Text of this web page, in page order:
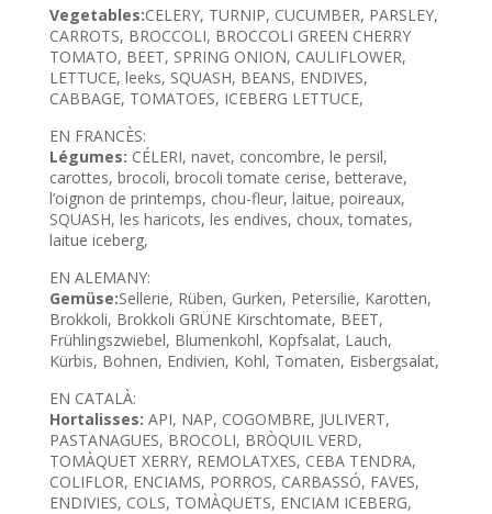
Vegetables:CELERY, TURNIP, CUCUMBER, PARSLEY,
CARROTS, BROCCOLI, BROCCOLI GREEN CHERRY
TOMATO, BEET, SPRING ONION, CAULIFLOWER,
LETTUCE, leeks, SQUASH, BEANS, ENDIVES,
CABBAGE, TOMATOES, ICEBERG LETTUCE,
EN FRANCÈS:
Légumes: CÉLERI, navet, concombre, le persil,
carottes, brocoli, brocoli tomate cerise, betterave,
l’oignon de printemps, chou-fleur, laitue, poireaux,
SQUASH, les haricots, les endives, choux, tomates,
laitue iceberg,
EN ALEMANY:
Gemüse:Sellerie, Rüben, Gurken, Petersilie, Karotten,
Brokkoli, Brokkoli GRÜNE Kirschtomate, BEET,
Frühlingszwiebel, Blumenkohl, Kopfsalat, Lauch,
Kürbis, Bohnen, Endivien, Kohl, Tomaten, Eisbergsalat,
EN CATALÀ:
Hortalisses: API, NAP, COGOMBRE, JULIVERT,
PASTANAGUES, BROCOLI, BRÒQUIL VERD,
TOMÀQUET XERRY, REMOLATXES, CEBA TENDRA,
COLIFLOR, ENCIAMS, PORROS, CARBASSÓ, FAVES,
ENDIVIES, COLS, TOMÀQUETS, ENCIAM ICEBERG,